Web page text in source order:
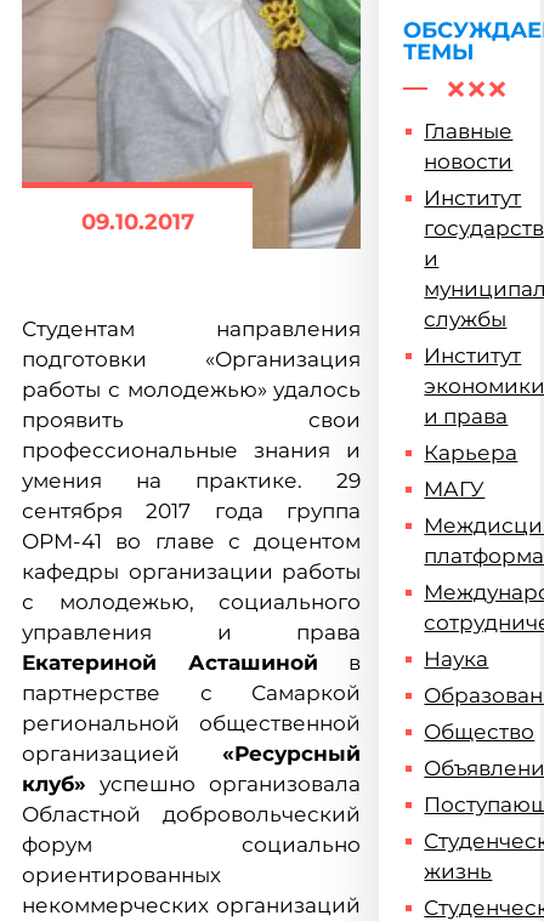
09.10.2017
Студентам направления
подготовки «Организация
работы с молодежью» удалось
проявить свои
профессиональные знания и
умения на практике. 29
сентября 2017 года группа
ОРМ-41 во главе с доцентом
кафедры организации работы
с молодежью, социального
управления и права
Екатериной Асташиной в
партнерстве с Самаркой
региональной общественной
организацией«Ресурсный
клуб» успешно организовала
Областной добровольческий
форум социально
ориентированных
некоммерческих организаций
ТЕМЫ
Главные
новости
Институт
и
службы
Институт
и права
Карьера
МАГУ
платформа
Наука
Общество
жизнь